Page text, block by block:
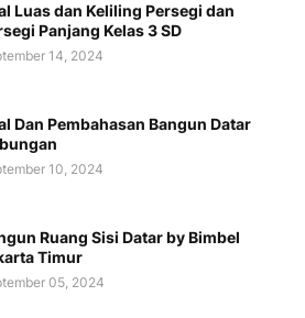
Luas dan Keliling Persegi dan
Panjang Kelas 3 SD
14, 2024
Dan Pembahasan Bangun Datar
10, 2024
Ruang Sisi Datar by Bimbel
Timur
05, 2024